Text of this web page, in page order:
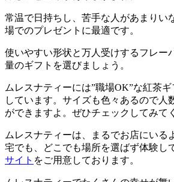
常温で日持ちし、苦手な人があまりい
場でのプレゼントに最適です。
使いやすい形状と万人受けするフレー
量のギフトを選びましょう。
ムレスナティーには”職場OK”な紅茶
しています。サイズも色々あるので人
ができますよ。ぜひチェックしてみて
ムレスナティーは、まるでお店にいる
宅でも、どこでも場所を選ばず体験し
サイト をご用意しております。